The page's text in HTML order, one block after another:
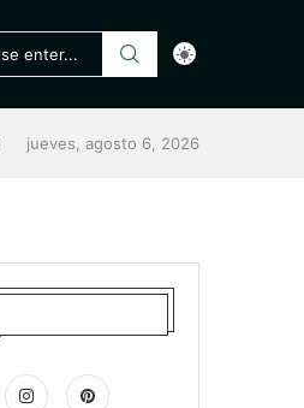
jueves, agosto 6, 2026